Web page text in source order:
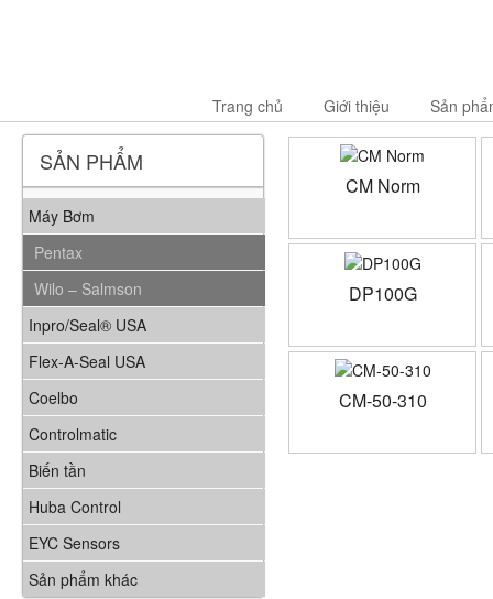
Trang chủ Giới thiệu Sản
SẢN PHẨM
Máy Bơm
Pentax
Wilo – Salmson
Inpro/Seal® USA
Flex-A-Seal USA
Coelbo
Controlmatic
Biến tần
Huba Control
EYC Sensors
Sản phẩm khác
CM Norm
DP100G
CM-50-310